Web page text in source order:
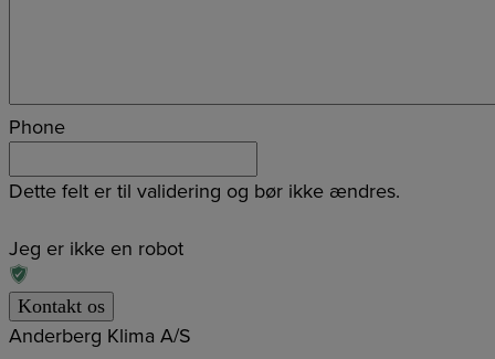
Phone
Dette felt er til validering og bør ikke ændres.
Jeg er ikke en robot
Anderberg Klima A/S